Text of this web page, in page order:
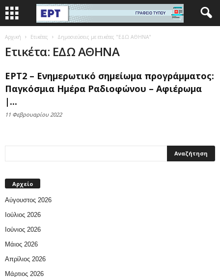
Αρχική Ετικέτες Δημοσιεύσεις με ετικέτες "ΕΔΩ ΑΘΗΝΑ"
Ετικέτα: ΕΔΩ ΑΘΗΝΑ
ΕΡΤ2 – Ενημερωτικό σημείωμα προγράμματος:
Παγκόσμια Ημέρα Ραδιοφώνου – Αφιέρωμα
|...
11 Φεβρουαρίου 2022
Αρχείο
Αύγουστος 2026
Ιούλιος 2026
Ιούνιος 2026
Μάιος 2026
Απρίλιος 2026
Μάρτιος 2026